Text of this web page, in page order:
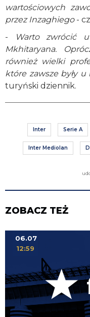
wartościowych
przez Inzaghiego-
-
Warto zwrócić
Mkhitaryana.
również wielki
które zawsze były
turyński dziennik.
Inter Serie A
Inter Mediolan
ZOBACZ TEŻ
06.07
12:59